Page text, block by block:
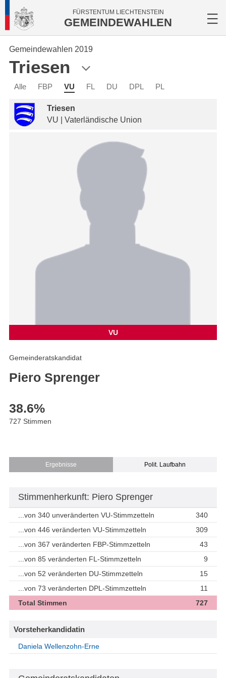
FÜRSTENTUM LIECHTENSTEIN
GEMEINDEWAHLEN
Gemeindewahlen 2019
Triesen
Alle FBP VU FL DU DPL PL
Triesen
VU | Vaterländische Union
VU
Gemeinderatskandidat
Piero Sprenger
38.6%
727 Stimmen
Ergebnisse Polit. Laufbahn
Stimmenherkunft: Piero Sprenger
...von 340 unveränderten VU-Stimmzetteln
340
...von 446 veränderten VU-Stimmzetteln
309
...von 367 veränderten FBP-Stimmzetteln
43
...von 85 veränderten FL-Stimmzetteln
9
...von 52 veränderten DU-Stimmzetteln
15
...von 73 veränderten DPL-Stimmzetteln
11
Total Stimmen
727
Vorsteherkandidatin
Daniela Wellenzohn-Erne